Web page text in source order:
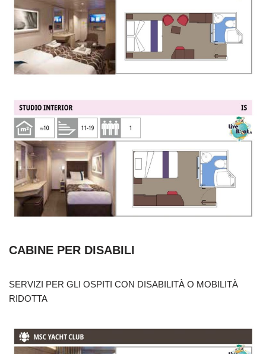
CABINE PER DISABILI
SERVIZI PER GLI OSPITI CON DISABILITÀ O MOBILITÀ
RIDOTTA